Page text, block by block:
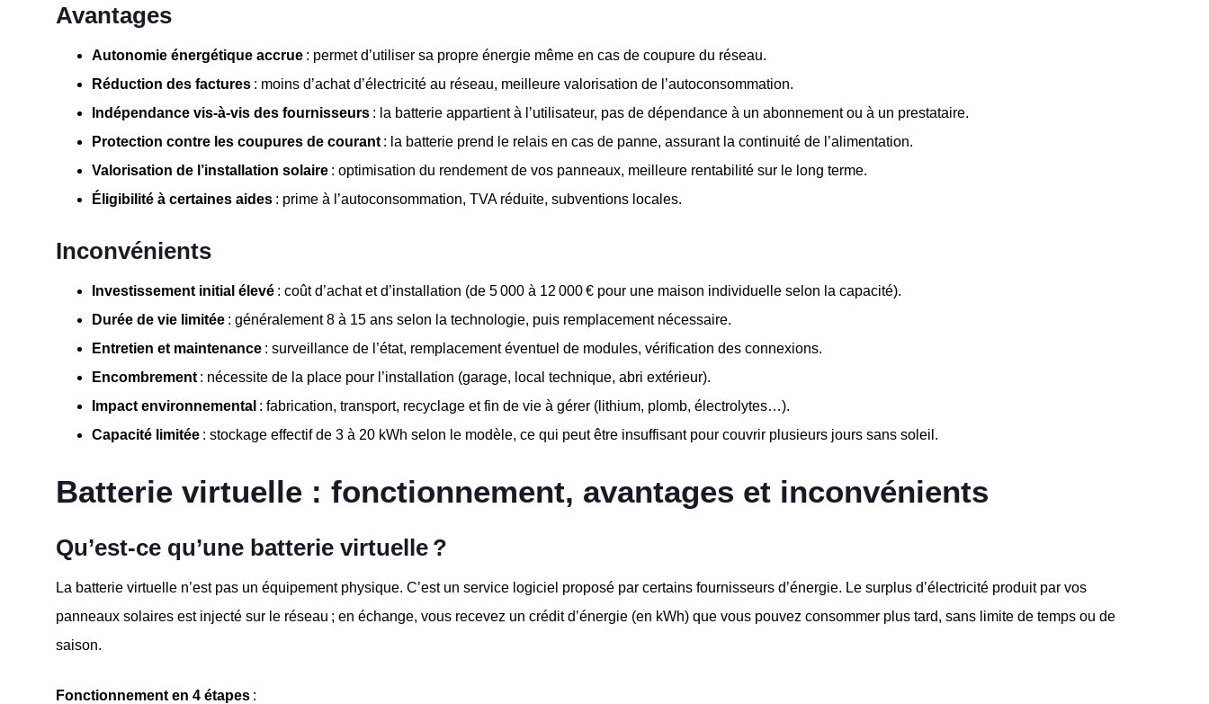
Avantages
Autonomie énergétique accrue : permet d’utiliser sa propre énergie même en cas de coupure du réseau.
Réduction des factures : moins d’achat d’électricité au réseau, meilleure valorisation de l’autoconsommation.
Indépendance vis-à-vis des fournisseurs : la batterie appartient à l’utilisateur, pas de dépendance à un abonnement ou à un prestataire.
Protection contre les coupures de courant : la batterie prend le relais en cas de panne, assurant la continuité de l’alimentation.
Valorisation de l’installation solaire : optimisation du rendement de vos panneaux, meilleure rentabilité sur le long terme.
Éligibilité à certaines aides : prime à l’autoconsommation, TVA réduite, subventions locales.
Inconvénients
Investissement initial élevé : coût d’achat et d’installation (de 5 000 à 12 000 € pour une maison individuelle selon la capacité).
Durée de vie limitée : généralement 8 à 15 ans selon la technologie, puis remplacement nécessaire.
Entretien et maintenance : surveillance de l’état, remplacement éventuel de modules, vérification des connexions.
Encombrement : nécessite de la place pour l’installation (garage, local technique, abri extérieur).
Impact environnemental : fabrication, transport, recyclage et fin de vie à gérer (lithium, plomb, électrolytes…).
Capacité limitée : stockage effectif de 3 à 20 kWh selon le modèle, ce qui peut être insuffisant pour couvrir plusieurs jours sans soleil.
Batterie virtuelle : fonctionnement, avantages et inconvénients
Qu’est-ce qu’une batterie virtuelle ?
La batterie virtuelle n’est pas un équipement physique. C’est un service logiciel proposé par certains fournisseurs d’énergie. Le surplus d’électricité produit par vos
panneaux solaires est injecté sur le réseau ; en échange, vous recevez un crédit d’énergie (en kWh) que vous pouvez consommer plus tard, sans limite de temps ou de
saison.
Fonctionnement en 4 étapes :